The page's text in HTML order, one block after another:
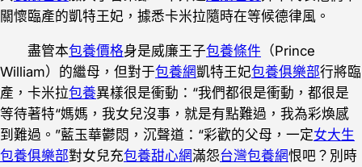
關懷臨產的凱特王妃，據悉卡米拉隨時在等候德律風。
盡管本包養價格身是威廉王子包養條件 （Prince
William）的繼母，但對于包養網凱特王妃包養俱樂部行將臨
產，卡米拉包養異樣很是衝動：“我們都很是衝動，都很是
等待著特“媽媽，我女兒沒事，就是有點難過，我為彩煥感
到難過。”藍玉華鬱悶，沉聲道：“彩歡的父母，一定女大生
包養俱樂部對女兒充包養甜心網滿怨台灣包養網恨吧？別時